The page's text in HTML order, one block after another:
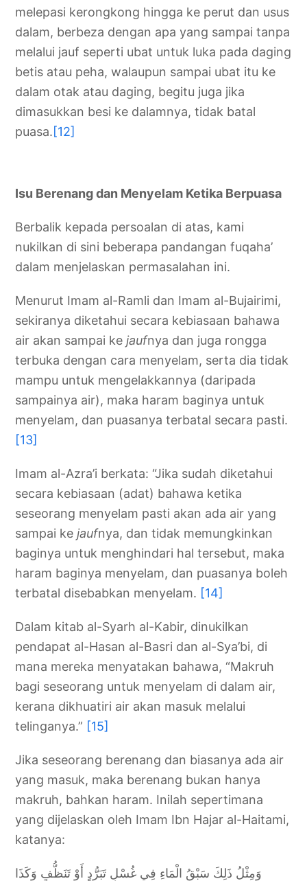
melepasi kerongkong hingga ke perut dan usus
dalam, berbeza dengan apa yang sampai tanpa
melalui jauf seperti ubat untuk luka pada daging
betis atau peha, walaupun sampai ubat itu ke
dalam otak atau daging, begitu juga jika
dimasukkan besi ke dalamnya, tidak batal
puasa.[12]
Isu Berenang dan Menyelam Ketika Berpuasa
Berbalik kepada persoalan di atas, kami
nukilkan di sini beberapa pandangan fuqaha’
dalam menjelaskan permasalahan ini.
Menurut Imam al-Ramli dan Imam al-Bujairimi,
sekiranya diketahui secara kebiasaan bahawa
air akan sampai kejaufnya dan juga rongga
terbuka dengan cara menyelam, serta dia tidak
mampu untuk mengelakkannya (daripada
sampainya air), maka haram baginya untuk
menyelam, dan puasanya terbatal secara pasti.
[13]
Imam al-Azra’i berkata: “Jika sudah diketahui
secara kebiasaan (adat) bahawa ketika
seseorang menyelam pasti akan ada air yang
sampai kejaufnya, dan tidak memungkinkan
baginya untuk menghindari hal tersebut, maka
haram baginya menyelam, dan puasanya boleh
terbatal disebabkan menyelam. [14]
Dalam kitab al-Syarh al-Kabir, dinukilkan
pendapat al-Hasan al-Basri dan al-Sya’bi, di
mana mereka menyatakan bahawa, “Makruh
bagi seseorang untuk menyelam di dalam air,
kerana dikhuatiri air akan masuk melalui
telinganya.” [15]
Jika seseorang berenang dan biasanya ada air
yang masuk, maka berenang bukan hanya
makruh, bahkan haram. Inilah sepertimana
yang dijelaskan oleh Imam Ibn Hajar al-Haitami,
katanya:
وَمِثْلُ ذَلِكَ سَبْقُ الْمَاءِ فِي غُسْلِ تَبَرُّدٍ أَوْ تَنَظُّفٍ وَكَذَا